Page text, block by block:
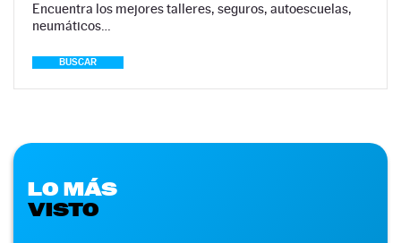
Encuentra los mejores talleres, seguros, autoescuelas,
neumáticos…
BUSCAR
LO MÁS
VISTO